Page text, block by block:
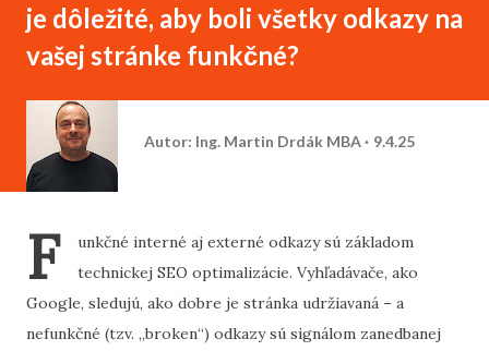
je dôležité, aby boli všetky odkazy na
vašej stránke funkčné?
Autor: Ing. Martin Drdák MBA 9.4.25
F
unkčné interné aj externé odkazy sú základom
technickej SEO optimalizácie. Vyhľadávače, ako
Google, sledujú, ako dobre je stránka udržiavaná – a
nefunkčné (tzv. „broken“) odkazy sú signálom zanedbanej